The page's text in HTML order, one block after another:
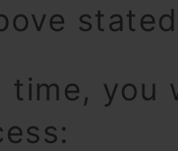
time, you